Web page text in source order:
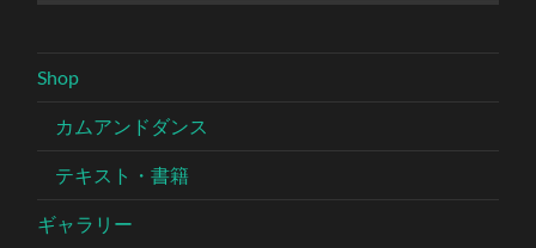
Shop
カムアンドダンス
テキスト・書籍
ギャラリー